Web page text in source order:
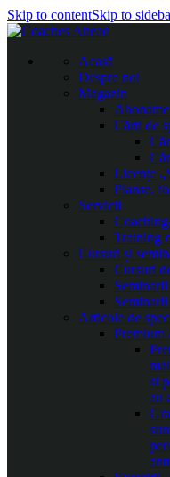
Skip to contentSkip to
Acasă
Despre noi
Magazin
Cărți de
Licențe
Planșe,
Servicii
Training
Cursuri și
Cursuri
Articole de
Premium
și
au